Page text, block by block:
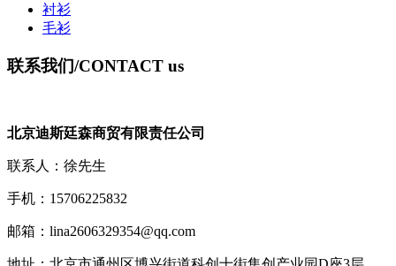
衬衫
毛衫
联系我们/CONTACT us
北京迪斯廷森商贸有限责任公司
联系人：徐先生
手机：15706225832
邮箱：lina2606329354@qq.com